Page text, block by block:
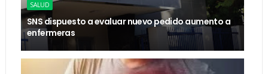
SALUD
SNS dispuesto a evaluar nuevo pedido aumento a
enfermeras